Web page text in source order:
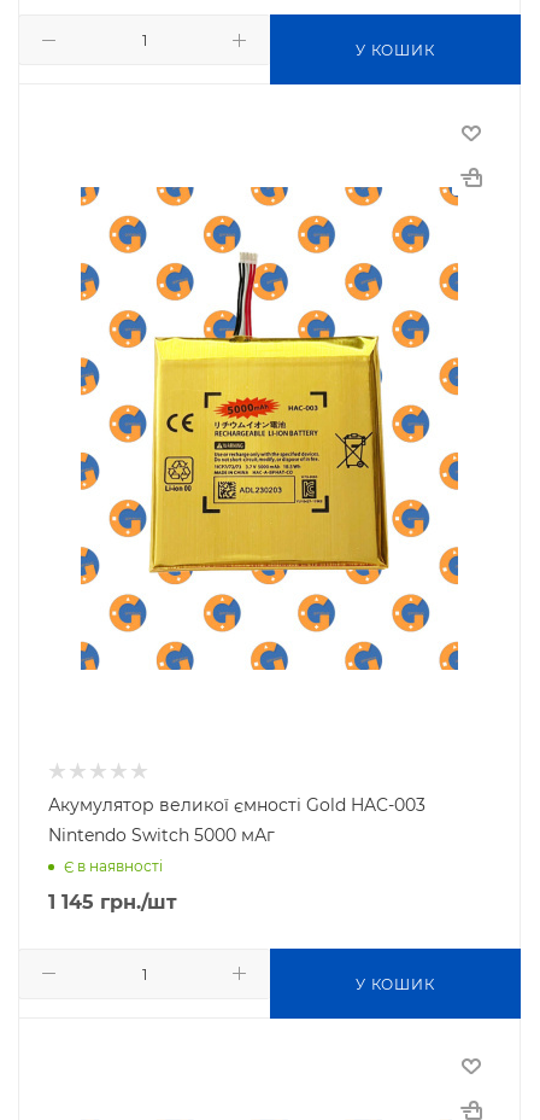
У КОШИК
Акумулятор великої ємності Gold HAC-003
Nintendo Switch 5000 мАг
Є в наявності
1 145 грн./шт
У КОШИК